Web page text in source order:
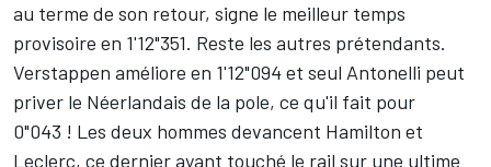
au terme de son retour, signe le meilleur temps
provisoire en 1'12"351. Reste les autres prétendants.
Verstappen améliore en 1'12"094 et seul Antonelli peut
priver le Néerlandais de la pole, ce qu'il fait pour
0"043 ! Les deux hommes devancent Hamilton et
Leclerc, ce dernier ayant touché le rail sur une ultime